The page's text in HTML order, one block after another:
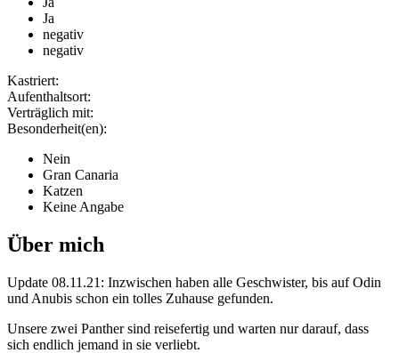
Ja
negativ
negativ
Kastriert:
Aufenthaltsort:
Verträglich mit:
Besonderheit(en):
Nein
Gran Canaria
Katzen
Keine Angabe
Über mich
Update 08.11.21: Inzwischen haben alle Geschwister, bis auf Odin
und Anubis schon ein tolles Zuhause gefunden.
Unsere zwei Panther sind reisefertig und warten nur darauf, dass
sich endlich jemand in sie verliebt.